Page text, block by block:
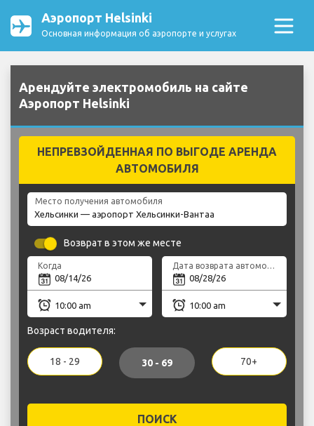
Аэропорт Helsinki
Основная информация об аэропорте и услугах
Арендуйте электромобиль на сайте
Аэропорт Helsinki
НЕПРЕВЗОЙДЕННАЯ ПО ВЫГОДЕ АРЕНДА
АВТОМОБИЛЯ
Место получения автомобиля
Возврат в этом же месте
Когда Дата возврата автомобиля
Возраст водителя:
18 - 29 30 - 69 70+
ПОИСК